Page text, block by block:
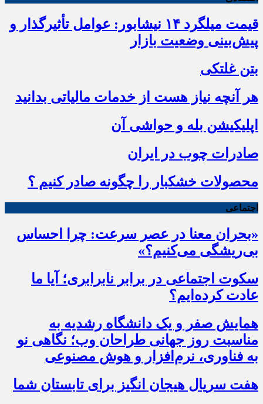
قیمت میلگرد ۱۴ نیشابور: عوامل تأثیرگذار و
پیش‌بینی وضعیت بازار
بتن غلتکی
هر آنچه نیاز هست از خدمات مالیاتی بدانید
اپلیکیشن بله و حواشی آن
صادرات چوب در ایران
محصولات خشکبار را چگونه صادر کنیم ؟
اجتماعی
«بحران معنا در عصر سرعت: چرا احساس
بی‌ریشگی می‌کنیم؟»
سکوت اجتماعی در برابر نابرابری؛ آیا ما
عادت کرده‌ایم؟
همایش صفر و یک دانشگاه رشدیه به
مناسبت روز جهانی طراحان وب؛ نگاهی نو
به فناوری، نرم‌افزار و هوش مصنوعی
هفت سریال هیجان انگیز برای تابستان شما